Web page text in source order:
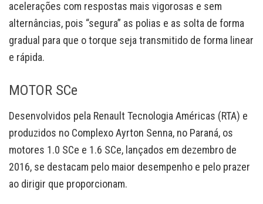
acelerações com respostas mais vigorosas e sem
alternâncias, pois “segura” as polias e as solta de forma
gradual para que o torque seja transmitido de forma linear
e rápida.
MOTOR SCe
Desenvolvidos pela Renault Tecnologia Américas (RTA) e
produzidos no Complexo Ayrton Senna, no Paraná, os
motores 1.0 SCe e 1.6 SCe, lançados em dezembro de
2016, se destacam pelo maior desempenho e pelo prazer
ao dirigir que proporcionam.